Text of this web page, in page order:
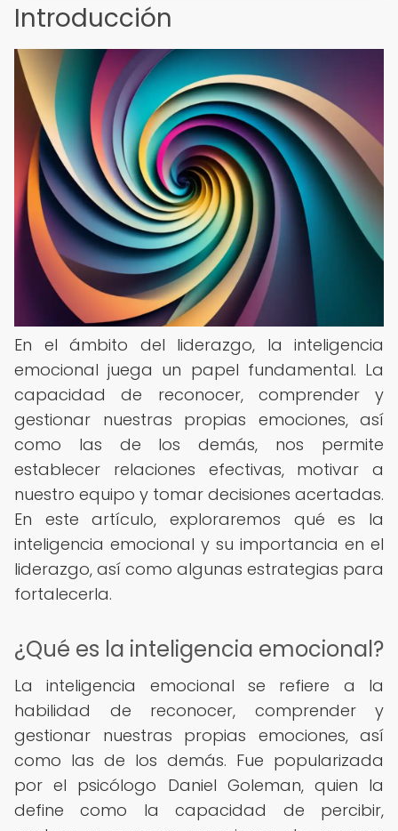
Introducción
En el ámbito del liderazgo, la inteligencia
emocional juega un papel fundamental. La
capacidad de reconocer, comprender y
gestionar nuestras propias emociones, así
como las de los demás, nos permite
establecer relaciones efectivas, motivar a
nuestro equipo y tomar decisiones acertadas.
En este artículo, exploraremos qué es la
inteligencia emocional y su importancia en el
liderazgo, así como algunas estrategias para
fortalecerla.
¿Qué es la inteligencia emocional?
La inteligencia emocional se refiere a la
habilidad de reconocer, comprender y
gestionar nuestras propias emociones, así
como las de los demás. Fue popularizada
por el psicólogo Daniel Goleman, quien la
define como la capacidad de percibir,